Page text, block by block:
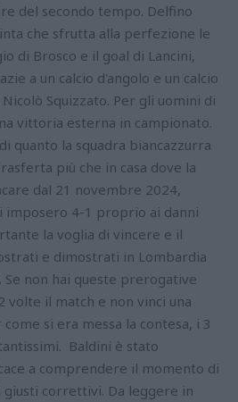
del secondo tempo. Delfino
che sfrutta alla perfezione le
di Brosco e il goal di Lancini,
a un calcio d'angolo e un calcio
Squizzato. Per gli uomini di
vittoria esterna in campionato.
quanto la squadra biancazzurra
più che in casa dove la
dal 21 novembre 2024,
imposero 4-1 proprio ai danni
la voglia di vincere e il
e dimostrati in Lombardia
Se non hai queste prerogative
volte il match e non vinci una
si era messa la contesa, i 3
Baldini è stato
a comprendere il momento di
correttivi. Da leggere in